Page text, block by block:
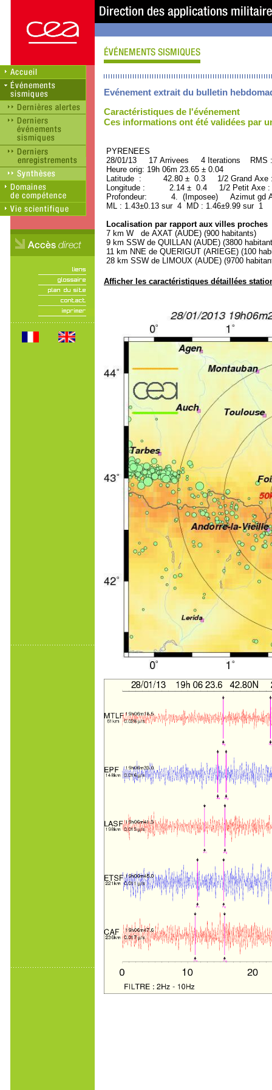
Evénement extrait du bulletin
Caractéristiques de l'événement
Ces informations ont été validées par
PYRENEES ORID :
28/01/13 17 Arrivees 4 Iterations RMS
Heure orig: 19h 06m 23.65 ± 0.04
Latitude : 42.80 ± 0.3 1/2 Grand
Longitude : 2.14 ± 0.4 1/2 Petit Axe
Profondeur: 4. (Imposee) Azimut gd
ML : 1.43±0.13 sur 4 MD : 1.46±9.99 sur 1
Localisation par rapport aux villes proches
7 km W de AXAT (AUDE) (900 habitants)
9 km SSW de QUILLAN (AUDE) (3800
11 km NNE de QUERIGUT (ARIEGE) (100
28 km SSW de LIMOUX (AUDE) (9700
Afficher les caractéristiques détaillées